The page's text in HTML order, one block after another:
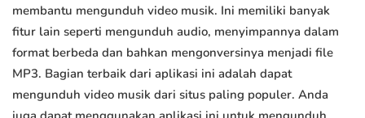
membantu mengunduh video musik. Ini memiliki banyak
fitur lain seperti mengunduh audio, menyimpannya dalam
format berbeda dan bahkan mengonversinya menjadi file
MP3. Bagian terbaik dari aplikasi ini adalah dapat
mengunduh video musik dari situs paling populer. Anda